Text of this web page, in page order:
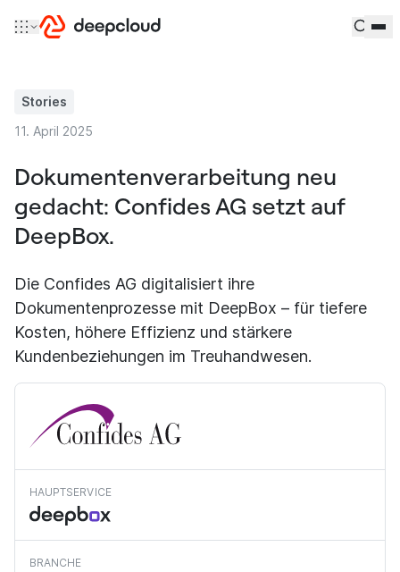
Stories
11. April 2025
Dokumentenverarbeitung neu
gedacht: Confides AG setzt auf
DeepBox.
Die Confides AG digitalisiert ihre
Dokumentenprozesse mit DeepBox – für tiefere
Kosten, höhere Effizienz und stärkere
Kundenbeziehungen im Treuhandwesen.
HAUPTSERVICE
BRANCHE